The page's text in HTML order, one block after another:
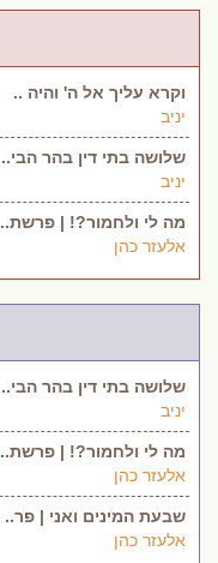
וקרא עליך אל ה' והיה ..
יניב
שלושה בתי דין בהר הבי..
יניב
מה לי ולחמור?! | פרשת..
אלעזר כהן
שלושה בתי דין בהר הבי..
יניב
מה לי ולחמור?! | פרשת..
אלעזר כהן
שבעת המינים ואני | פר..
אלעזר כהן